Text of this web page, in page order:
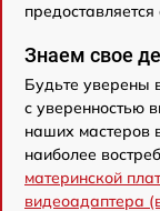
Знаем свое
Будьте уверены
с уверенностью
наших мастеров
наиболее
материнской
видеоадаптера